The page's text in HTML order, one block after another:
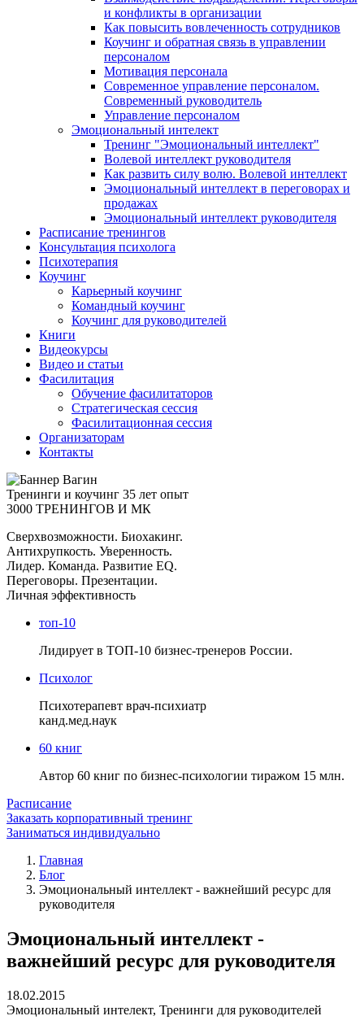
и конфликты в организации
Как повысить вовлеченность сотрудников
Коучинг и обратная связь в управлении
персоналом
Мотивация персонала
Современное управление персоналом.
Современный руководитель
Управление персоналом
Эмоциональный интелект
Тренинг "Эмоциональный интеллект"
Волевой интеллект руководителя
Как развить силу волю. Волевой интеллект
Эмоциональный интеллект в переговорах и
продажах
Эмоциональный интеллект руководителя
Расписание тренингов
Консультация психолога
Психотерапия
Коучинг
Карьерный коучинг
Командный коучинг
Коучинг для руководителей
Книги
Видеокурсы
Видео и статьи
Фасилитация
Обучение фасилитаторов
Стратегическая сессия
Фасилитационная сессия
Организаторам
Контакты
Тренинги и коучинг 35 лет опыт
3000 ТРЕНИНГОВ И МК
Сверхвозможности. Биохакинг.
Антихрупкость. Уверенность.
Лидер. Команда. Развитие EQ.
Переговоры. Презентации.
Личная эффективность
топ-10
Лидирует в ТОП-10 бизнес-тренеров России.
Психолог
Психотерапевт врач-психиатр
канд.мед.наук
60 книг
Автор 60 книг по бизнес-психологии тиражом 15 млн.
Расписание
Заказать корпоративный тренинг
Заниматься индивидуально
Главная
Блог
Эмоциональный интеллект - важнейший ресурс для
руководителя
Эмоциональный интеллект -
важнейший ресурс для руководителя
18.02.2015
Эмоциональный интелект, Тренинги для руководителей